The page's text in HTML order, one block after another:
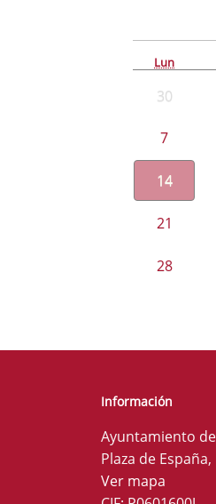
Lun
30
7
14
21
28
Información
Ayuntamiento
Plaza de
Ver mapa